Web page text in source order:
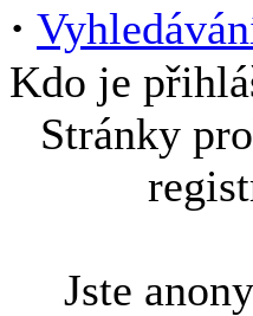
·
Kdo je
Stránky
Jste